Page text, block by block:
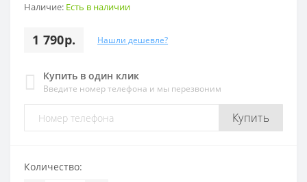
Наличие: Есть в наличии
1 790р. Нашли дешевле?
Купить в один клик
Введите номер телефона и мы перезвоним
Купить
Количество: